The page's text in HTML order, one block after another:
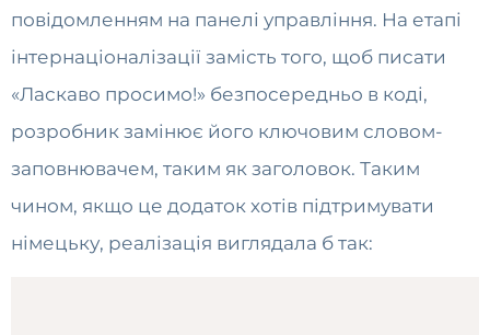
повідомленням на панелі управління. На етапі
інтернаціоналізації замість того, щоб писати
«Ласкаво просимо!» безпосередньо в коді,
розробник замінює його ключовим словом-
заповнювачем, таким як заголовок. Таким
чином, якщо це додаток хотів підтримувати
німецьку, реалізація виглядала б так: